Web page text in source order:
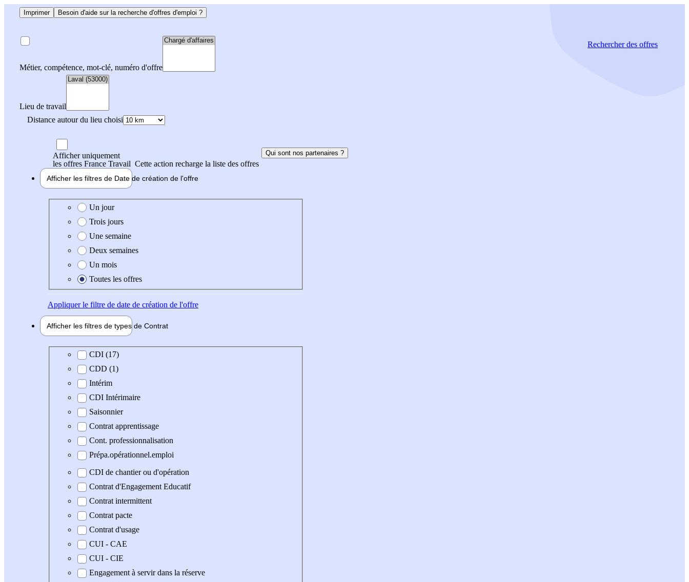
Imprimer Besoin d'aide sur la recherche d'offres d'emploi ?
Métier, compétence, mot-clé, numéro d'offre
Lieu de travail
Distance autour du lieu choisi
Rechercherdes offres
Afficher uniquement
les offres France Travail Cette action recharge la liste des offres
Qui sont nos partenaires ?
Afficher les filtres de Date de création de l'offre
Date de création de l'offre
Un jour
Trois jours
Une semaine
Deux semaines
Un mois
Toutes les offres
Appliquerle filtre de date de création de l'offre
Afficher les filtres de types de Contrat
Type de contratCDI (17)
CDD (1)
Intérim
CDI Intérimaire
Saisonnier
Contrat apprentissage
Cont. professionnalisation
Prépa.opérationnel.emploi
CDI de chantier ou d'opération
Contrat d'Engagement Educatif
Contrat intermittent
Contrat pacte
Contrat d'usage
CUI - CAE
CUI - CIE
Engagement à servir dans la réserve